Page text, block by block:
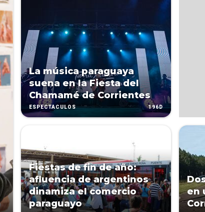
La música paraguaya
suena en la Fiesta del
Chamamé de Corrientes
ESPECTÁCULOS 196D
Fiestas de fin de año:
afluencia de argentinos
dinamiza el comercio
paraguayo
en